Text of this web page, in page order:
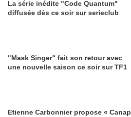
La série inédite "Code Quantum"
diffusée dès ce soir sur serieclub
"Mask Singer" fait son retour avec
une nouvelle saison ce soir sur TF1
Etienne Carbonnier propose « Canap